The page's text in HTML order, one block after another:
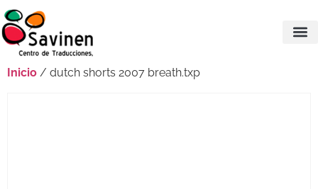
Inicio / dutch shorts 2007 breath.txp